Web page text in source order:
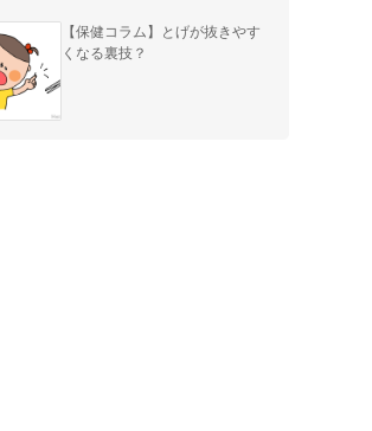
【保健コラム】とげが抜きやす
くなる裏技？